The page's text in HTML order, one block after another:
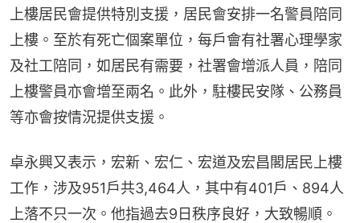
上樓居民會提供特別支援，居民會安排一名警員陪同
上樓。至於有死亡個案單位，每戶會有社署心理學家
及社工陪同，如居民有需要，社署會增派人員，陪同
上樓警員亦會增至兩名。此外，駐樓民安隊、公務員
等亦會按情況提供支援。
卓永興又表示，宏新、宏仁、宏道及宏昌閣居民上樓
工作，涉及951戶共3,464人，其中有401戶、894人
上落不只一次。他指過去9日秩序良好，大致暢順。